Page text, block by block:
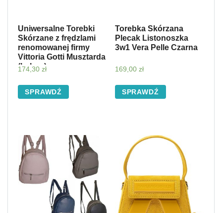
Uniwersalne Torebki
Skórzane z frędzlami
renomowanej firmy
Vittoria Gotti Musztarda
(kolory)
174,30 zł
SPRAWDŹ
Torebka Skórzana
Plecak Listonoszka
3w1 Vera Pelle Czarna
169,00 zł
SPRAWDŹ